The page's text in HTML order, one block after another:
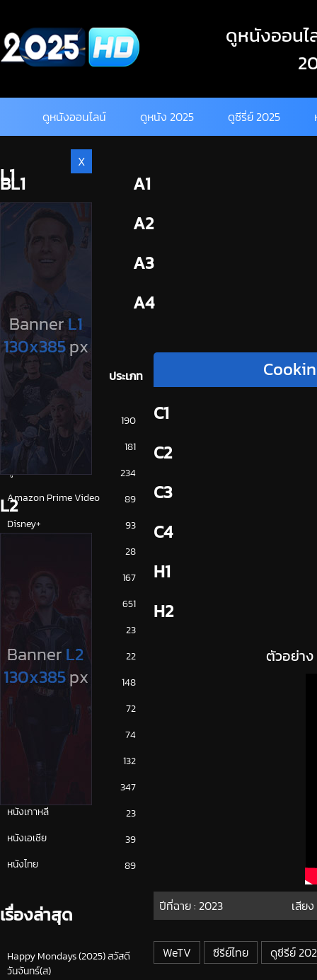
content
ดูหนังออนไ
ดูหนังออนไลน์ ดูหนัง 2025 ดูซีรี่ย์ 2025
BL1
BL2
A1
A2
A3
A4
ประเภท
การ์ตูน
190
ดูซีรี่ย์ 2025
181
ดูหนัง 2025
234
Amazon Prime Video
89
Disney+
93
28
167
651
ซีรีย์จีน
23
ซีรีย์ญี่ปุ่น
22
ซีรีย์ฝรั่ง
148
ซีรีย์เกาหลี
72
ซีรีย์ไทย
74
132
347
หนังเกาหลี
23
หนังเอเชีย
39
หนังไทย
89
เรื่องล่าสุด
Happy Mondays (2025) สวัสดี
วันจันทร์(ส)
C1
C2
C3
C4
H1
H2
ตัวอย่า
ปีที่ฉาย : 2023 เสีย
WeTV ซีรีย์ไทย ดูซีรีย์
X
L1
L2